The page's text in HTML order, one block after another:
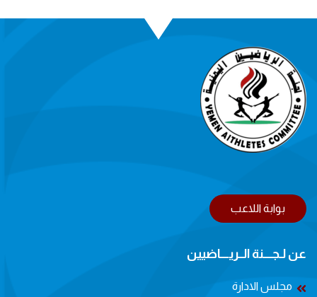
بوابة اللاعب
عن لـجــــنة الــريــــاضيين
مجلس الادارة